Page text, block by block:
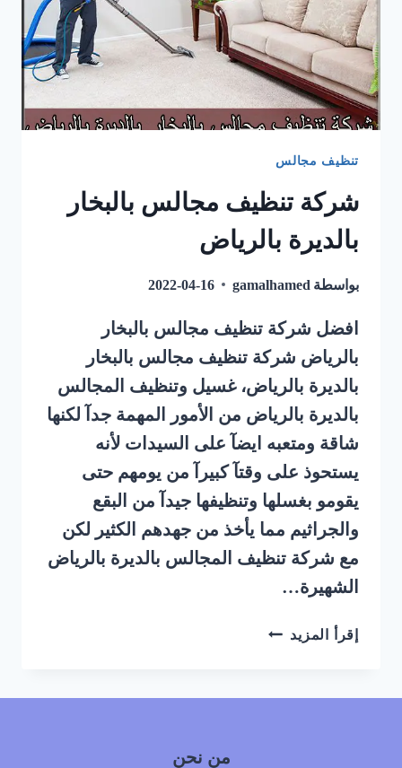
تنظيف مجالس
شركة تنظيف مجالس بالبخار
بالديرة بالرياض
بواسطة gamalhamed
2022-04-16
افضل شركة تنظيف مجالس بالبخار
بالرياض شركة تنظيف مجالس بالبخار
بالديرة بالرياض، غسيل وتنظيف المجالس
بالديرة بالرياض من الأمور المهمة جدآ لكنها
شاقة ومتعبه ايضآ على السيدات لأنه
يستحوذ على وقتآ كبيرآ من يومهم حتى
يقومو بغسلها وتنظيفها جيدآ من البقع
والجراثيم مما يأخذ من جهدهم الكثير لكن
مع شركة تنظيف المجالس بالديرة بالرياض
الشهيرة…
إقرأ المزيد شركة
بالبخار
من نحن